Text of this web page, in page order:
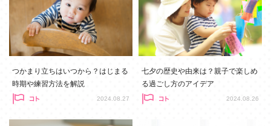
つかまり立ちはいつから？はじまる
時期や練習方法を解説
2024.08.27
七夕の歴史や由来は？親子で楽しめ
る過ごし方のアイデア
2024.08.26